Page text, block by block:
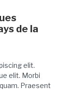
de la
elit.
elit. Morbi
Praesent